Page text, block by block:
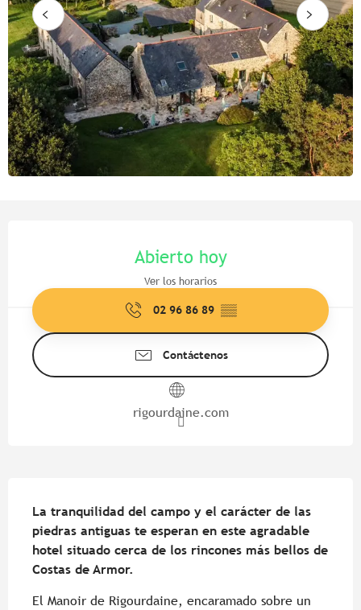
Abierto hoy
Ver los horarios
02 96 86 89 ▒▒
Contáctenos
rigourdaine.com
La tranquilidad del campo y el carácter de las
piedras antiguas te esperan en este agradable
hotel situado cerca de los rincones más bellos de
Costas de Armor.
El Manoir de Rigourdaine, encaramado sobre un